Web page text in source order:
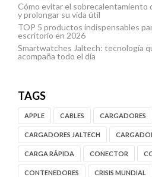
Cómo evitar el sobrecalentamiento
y prolongar su vida útil
TOP 5 productos indispensables
escritorio en 2026
Smartwatches Jaltech: tecnología
acompaña todo el día
TAGS
APPLE CABLES CARGADORES
CARGADORES JALTECH
CARGA RÁPIDA CONECTOR
CONTENEDORES CRISIS MUNDIAL